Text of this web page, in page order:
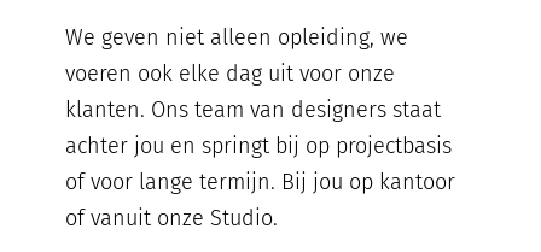
We geven niet alleen opleiding, we
voeren ook elke dag uit voor onze
klanten. Ons team van designers staat
achter jou en springt bij op projectbasis
of voor lange termijn. Bij jou op kantoor
of vanuit onze Studio.